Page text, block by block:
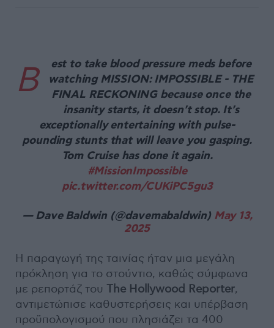
B
est to take blood pressure meds before
watching MISSION: IMPOSSIBLE - THE
FINAL RECKONING because once the
insanity starts, it doesn't stop. It's
exceptionally entertaining with pulse-
pounding stunts that will leave you gasping.
Tom Cruise has done it again.
#MissionImpossible
pic.twitter.com/CUKiPC5gu3
— Dave Baldwin (@davemabaldwin) May 13,
2025
Η παραγωγή της ταινίας ήταν μια μεγάλη
πρόκληση για το στούντιο, καθώς σύμφωνα
με ρεπορτάζ του The Hollywood Reporter,
αντιμετώπισε καθυστερήσεις και υπέρβαση
προϋπολογισμού που πλησιάζει τα 400